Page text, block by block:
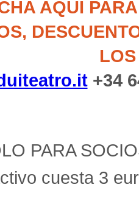
AQUÍ
+34
PARA
cuesta 3